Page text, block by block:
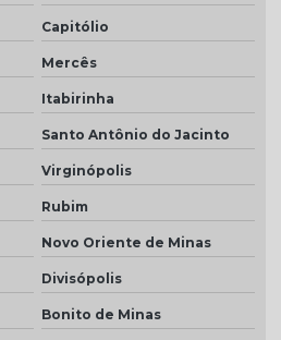
Capitólio
Mercês
Itabirinha
Santo Antônio do Jacinto
Virginópolis
Rubim
Novo Oriente de Minas
Divisópolis
Bonito de Minas